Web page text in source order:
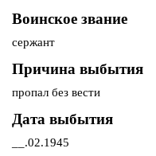
Воинское звание
сержант
Причина выбытия
пропал без вести
Дата выбытия
__.02.1945